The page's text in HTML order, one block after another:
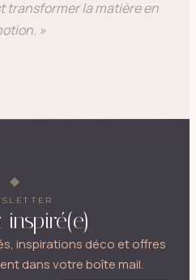
transformer la matière en
»
inspiré(e)
inspirations déco et offres
dans votre boîte mail.